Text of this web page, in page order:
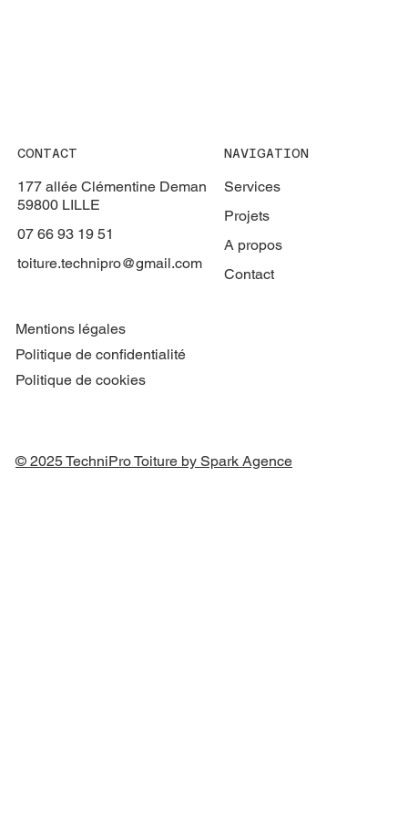
CONTACT
177 allée Clémentine Deman
59800 LILLE
07 66 93 19 51
toiture.technipro@gmail.com
NAVIGATION
Services
Projets
A propos
Contact
Mentions légales
Politique de confidentialité
Politique de cookies
© 2025 TechniPro Toiture by Spark Agence